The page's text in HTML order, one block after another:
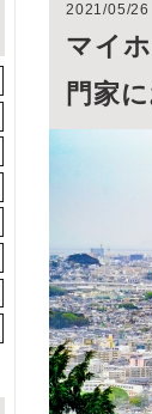
2021/05/26
マイ
門家